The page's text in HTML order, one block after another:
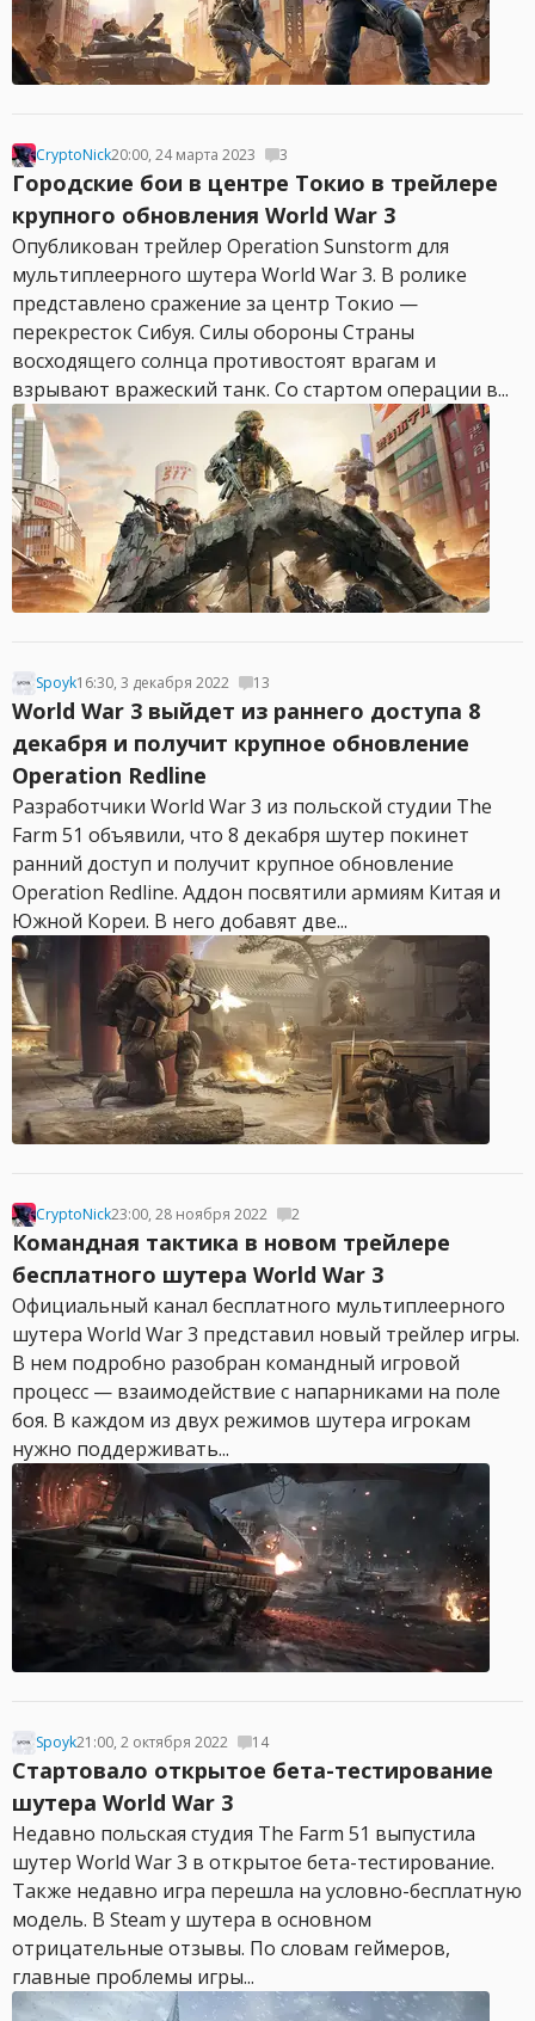
CryptoNick20:00, 24 марта 2023 3
Городские бои в центре Токио в трейлере
крупного обновления World War 3
Опубликован трейлер Operation Sunstorm для
мультиплеерного шутера World War 3. В ролике
представлено сражение за центр Токио —
перекресток Сибуя. Силы обороны Страны
восходящего солнца противостоят врагам и
взрывают вражеский танк. Со стартом операции в...
Spoyk16:30, 3 декабря 2022 13
World War 3 выйдет из раннего доступа 8
декабря и получит крупное обновление
Operation Redline
Разработчики World War 3 из польской студии The
Farm 51 объявили, что 8 декабря шутер покинет
ранний доступ и получит крупное обновление
Operation Redline. Аддон посвятили армиям Китая и
Южной Кореи. В него добавят две...
CryptoNick23:00, 28 ноября 2022 2
Командная тактика в новом трейлере
бесплатного шутера World War 3
Официальный канал бесплатного мультиплеерного
шутера World War 3 представил новый трейлер игры.
В нем подробно разобран командный игровой
процесс — взаимодействие с напарниками на поле
боя. В каждом из двух режимов шутера игрокам
нужно поддерживать...
Spoyk21:00, 2 октября 2022 14
Стартовало открытое бета-тестирование
шутера World War 3
Недавно польская студия The Farm 51 выпустила
шутер World War 3 в открытое бета-тестирование.
Также недавно игра перешла на условно-бесплатную
модель. В Steam у шутера в основном
отрицательные отзывы. По словам геймеров,
главные проблемы игры...